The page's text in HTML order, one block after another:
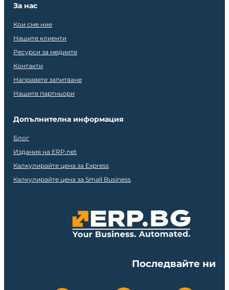
За нас
Кои сме ние
Нашите клиенти
Ресурси за медиите
Контакти
Направете запитване
Нашите партньори
Допълнителна информация
Блог
Издания на ERP.net
Калкулирайте цена за Express
Калкулирайте цена за Small Business
Последвайте ни